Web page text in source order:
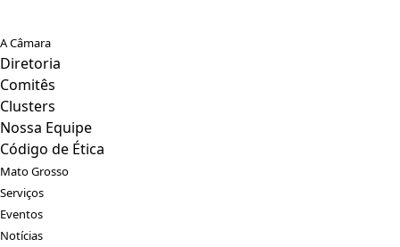
A Câmara
Diretoria
Comitês
Clusters
Nossa Equipe
Código de Ética
Mato Grosso
Serviços
Eventos
Notícias